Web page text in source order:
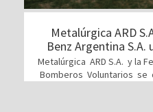
Metalúrgica ARD
Benz Argentina
Metalúrgica ARD S.A. y la
Bomberos Voluntarios se